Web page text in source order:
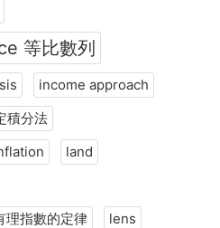
等比數列
income approach
積分法
land
指數的定律
lens